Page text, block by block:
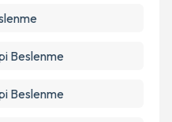
Beslenme
Beslenme